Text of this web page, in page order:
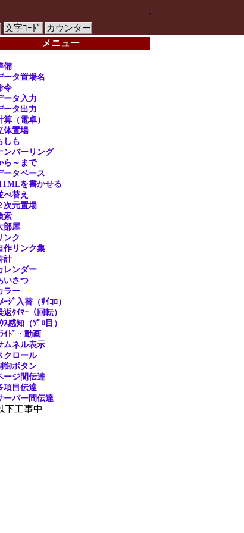
.
文字ｺｰﾄﾞ カウンター